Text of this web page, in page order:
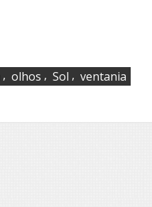
, olhos , Sol , ventania